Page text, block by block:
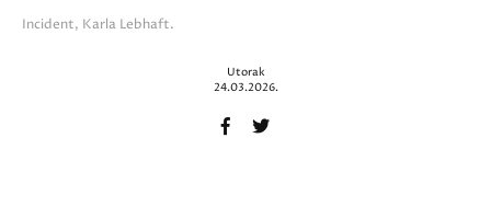
Incident, Karla Lebhaft.
Utorak
24.03.2026.